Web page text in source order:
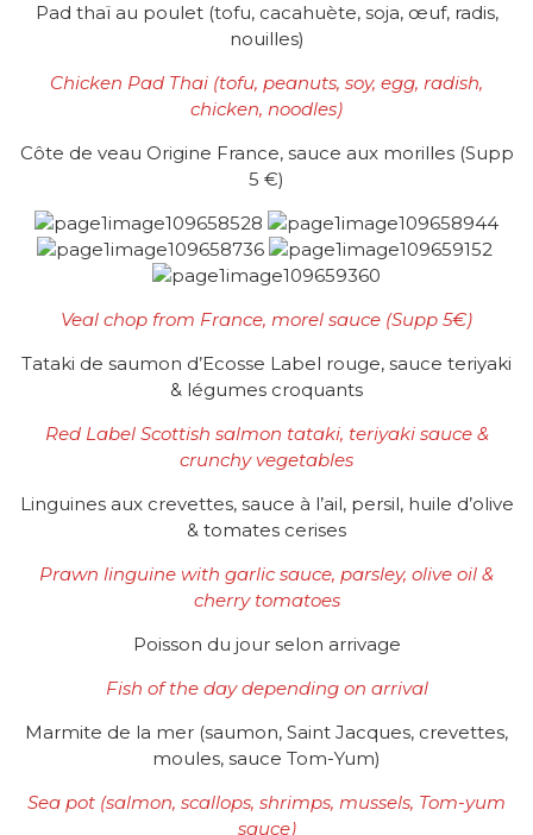
Pad thaï au poulet (tofu, cacahuète, soja, œuf, radis,
nouilles)
Chicken Pad Thai (tofu, peanuts, soy, egg, radish,
chicken, noodles)
Côte de veau Origine France, sauce aux morilles (Supp
5 €)
Veal chop from France, morel sauce (Supp 5€)
Tataki de saumon d’Ecosse Label rouge, sauce teriyaki
& légumes croquants
Red Label Scottish salmon tataki, teriyaki sauce &
crunchy vegetables
Linguines aux crevettes, sauce à l’ail, persil, huile d’olive
& tomates cerises
Prawn linguine with garlic sauce, parsley, olive oil &
cherry tomatoes
Poisson du jour selon arrivage
Fish of the day depending on arrival
Marmite de la mer (saumon, Saint Jacques, crevettes,
moules, sauce Tom-Yum)
Sea pot (salmon, scallops, shrimps, mussels, Tom-yum
sauce)